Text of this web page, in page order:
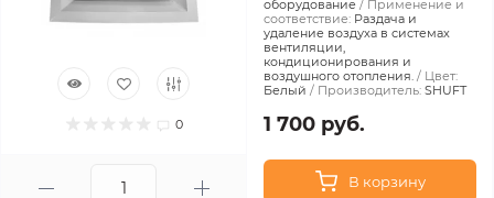
0
оборудование
Применение и
соответствие: Раздача и
удаление воздуха в системах
вентиляции,
кондиционирования и
воздушного отопления.
Цвет:
Белый
Производитель: SHUFT
1 700 руб.
В корзину